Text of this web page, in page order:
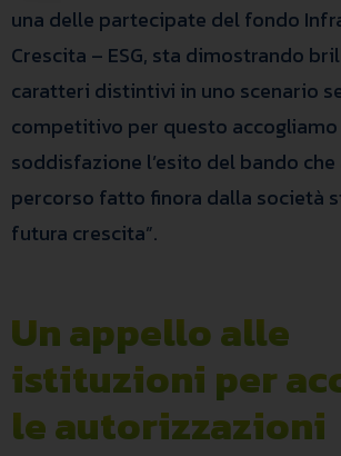
una delle partecipate del fondo
Crescita – ESG, sta dimostrando
caratteri distintivi in uno scenario
competitivo per questo accogliamo
soddisfazione l’esito del bando
percorso fatto finora dalla società
futura crescita”.
Un appello alle
istituzioni per
le autorizzazioni